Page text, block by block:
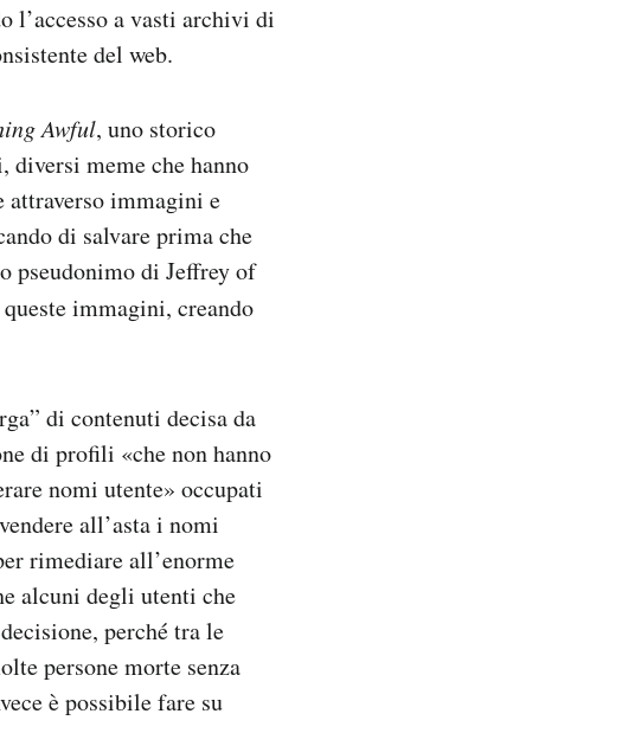
l’accesso a vasti archivi di
del web.
Awful, uno storico
meme che hanno
attraverso immagini e
di salvare prima che
pseudonimo di Jeffrey of
immagini, creando
di contenuti decisa da
di profili «che non hanno
nomi utente» occupati
all’asta i nomi
rimediare all’enorme
alcuni degli utenti che
perché tra le
persone morte senza
è possibile fare su